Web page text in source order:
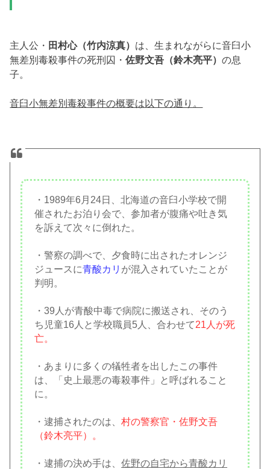
主人公・ 田村心（竹内涼真） は、生まれながらに音臼小
無差別毒殺事件の死刑囚・佐野文吾（鈴木亮平）の息
子。
音臼小無差別毒殺事件の概要は以下の通り。
・1989年6月24日、北海道の音臼小学校で開
催されたお泊り会で、参加者が腹痛や吐き気
を訴えて次々に倒れた。
・警察の調べで、夕食時に出されたオレンジ
ジュースに青酸カリ が混入されていたことが
判明。
・39人が青酸中毒で病院に搬送され、そのう
ち児童16人と学校職員5人、合わせて21人が死
亡。
・あまりに多くの犠牲者を出したこの事件
は、「史上最悪の毒殺事件」と呼ばれること
に。
・逮捕されたのは、村の警察官・佐野文吾
（鈴木亮平）。
・逮捕の決め手は、佐野の自宅から青酸カリ